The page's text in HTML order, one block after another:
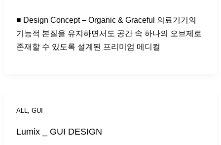
■ Design Concept – Organic & Graceful 의료기기의
기능적 본질을 유지하면서도 공간 속 하나의 오브제로
존재할 수 있도록 설계된 프리미엄 메디컬
ALL , GUI
Lumix _ GUI DESIGN